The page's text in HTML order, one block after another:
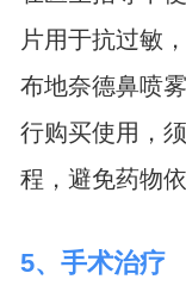
片用于抗过敏
布地奈德鼻喷
行购买使用，
程，避免药物
5、手术治疗